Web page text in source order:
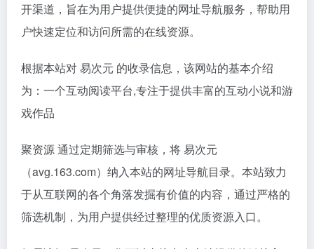
开渠道，旨在为用户提供便捷的网址导航服务，帮助用
户快速定位和访问所需的在线资源。
根据本站对 易次元 的收录信息，该网站的基本介绍
为：一个互动阅读平台,专注于提供丰富的互动小说和游
戏作品
聚资源 通过定期筛选与审核，将 易次元
（avg.163.com）纳入本站的网址导航目录。本站致力
于从互联网的各个角落发掘有价值的内容，通过严格的
筛选机制，为用户提供经过整理的优质资源入口。